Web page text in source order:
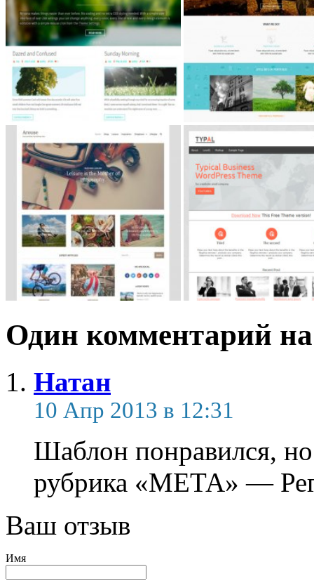
Один комментарий
Натан
10 Апр 2013 в 12:31
Шаблон понравился,
рубрика «МЕТА» —
Ваш отзыв
Имя